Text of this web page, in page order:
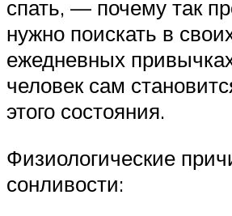
спать, — почему так
нужно поискать в
ежедневных
человек сам
этого состояния.
Физиологические
сонливости: